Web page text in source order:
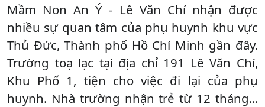
Mầm Non An Ý - Lê Văn Chí nhận được
nhiều sự quan tâm của phụ huynh khu vực
Thủ Đức, Thành phố Hồ Chí Minh gần đây.
Trường toạ lạc tại địa chỉ 191 Lê Văn Chí,
Khu Phố 1, tiện cho việc đi lại của phụ
huynh. Nhà trường nhận trẻ từ 12 tháng...